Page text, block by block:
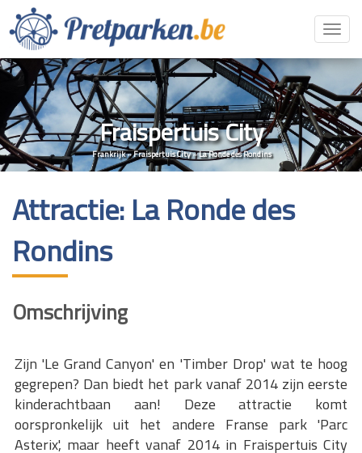
Fraispertuis City
Frankrijk»Fraispertuis City»La Ronde des Rondins
Attractie: La Ronde des
Rondins
Omschrijving
Zijn 'Le Grand Canyon' en 'Timber Drop' wat te hoog
gegrepen? Dan biedt het park vanaf 2014 zijn eerste
kinderachtbaan aan! Deze attractie komt
oorspronkelijk uit het andere Franse park 'Parc
Asterix', maar heeft vanaf 2014 in Fraispertuis City